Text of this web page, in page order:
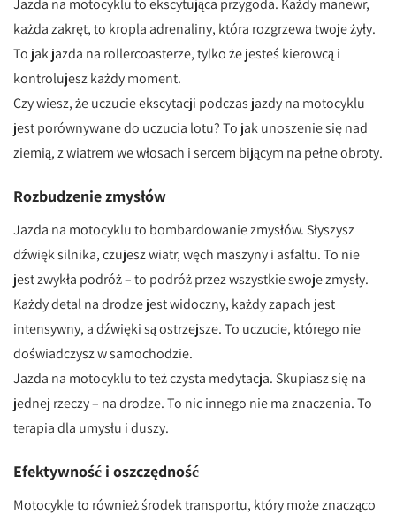
Jazda na motocyklu to ekscytująca przygoda. Każdy manewr,
każda zakręt, to kropla adrenaliny, która rozgrzewa twoje żyły.
To jak jazda na rollercoasterze, tylko że jesteś kierowcą i
kontrolujesz każdy moment.
Czy wiesz, że uczucie ekscytacji podczas jazdy na motocyklu
jest porównywane do uczucia lotu? To jak unoszenie się nad
ziemią, z wiatrem we włosach i sercem bijącym na pełne obroty.
Rozbudzenie zmysłów
Jazda na motocyklu to bombardowanie zmysłów. Słyszysz
dźwięk silnika, czujesz wiatr, węch maszyny i asfaltu. To nie
jest zwykła podróż – to podróż przez wszystkie swoje zmysły.
Każdy detal na drodze jest widoczny, każdy zapach jest
intensywny, a dźwięki są ostrzejsze. To uczucie, którego nie
doświadczysz w samochodzie.
Jazda na motocyklu to też czysta medytacja. Skupiasz się na
jednej rzeczy – na drodze. To nic innego nie ma znaczenia. To
terapia dla umysłu i duszy.
Efektywność i oszczędność
Motocykle to również środek transportu, który może znacząco